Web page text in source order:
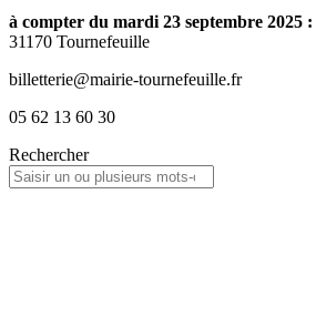
à compter du mardi 23 septembre 2025 :
31170 Tournefeuille
billetterie@mairie-tournefeuille.fr
05 62 13 60 30
Rechercher